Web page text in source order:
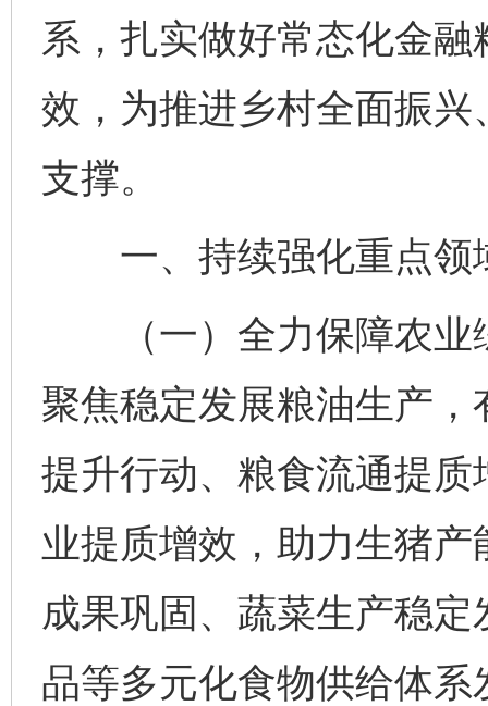
系，扎实做好常态化金
效，为推进乡村全面振
支撑。
一、持续强化重点领
（一）全力保障农业
聚焦稳定发展粮油生产
提升行动、粮食流通提质
业提质增效，助力生猪
成果巩固、蔬菜生产稳
品等多元化食物供给体